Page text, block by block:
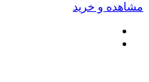
مشاهده و خرید